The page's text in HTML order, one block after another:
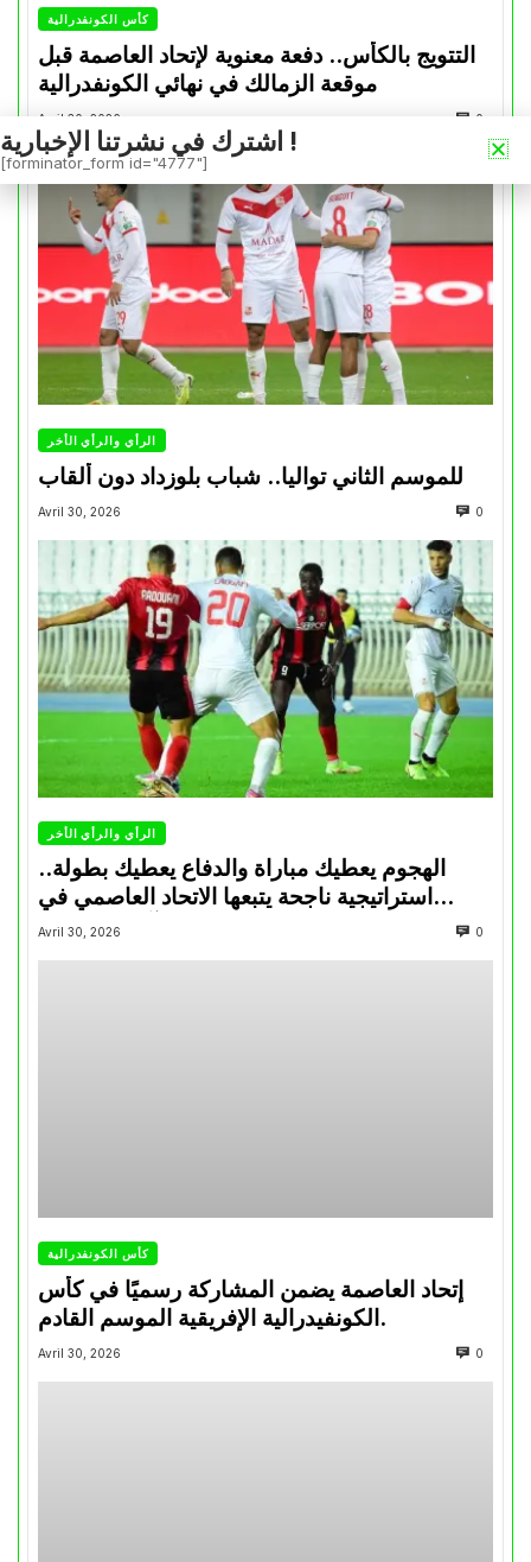
كأس الكونفدرالية
التتويج بالكأس.. دفعة معنوية لإتحاد العاصمة قبل
موقعة الزمالك في نهائي الكونفدرالية
Avril 30, 2026 0
الرأي والرأي الأخر
للموسم الثاني تواليا.. شباب بلوزداد دون ألقاب
Avril 30, 2026 0
الرأي والرأي الأخر
الهجوم يعطيك مباراة والدفاع يعطيك بطولة..
استراتيجية ناجحة يتبعها الاتحاد العاصمي في
تتويجاته آخر السنوات
Avril 30, 2026 0
كأس الكونفدرالية
إتحاد العاصمة يضمن المشاركة رسميًا في كأس
الكونفيدرالية الإفريقية الموسم القادم.
Avril 30, 2026 0
اشترك في نشرتنا الإخبارية !
[forminator_form id="4777"]